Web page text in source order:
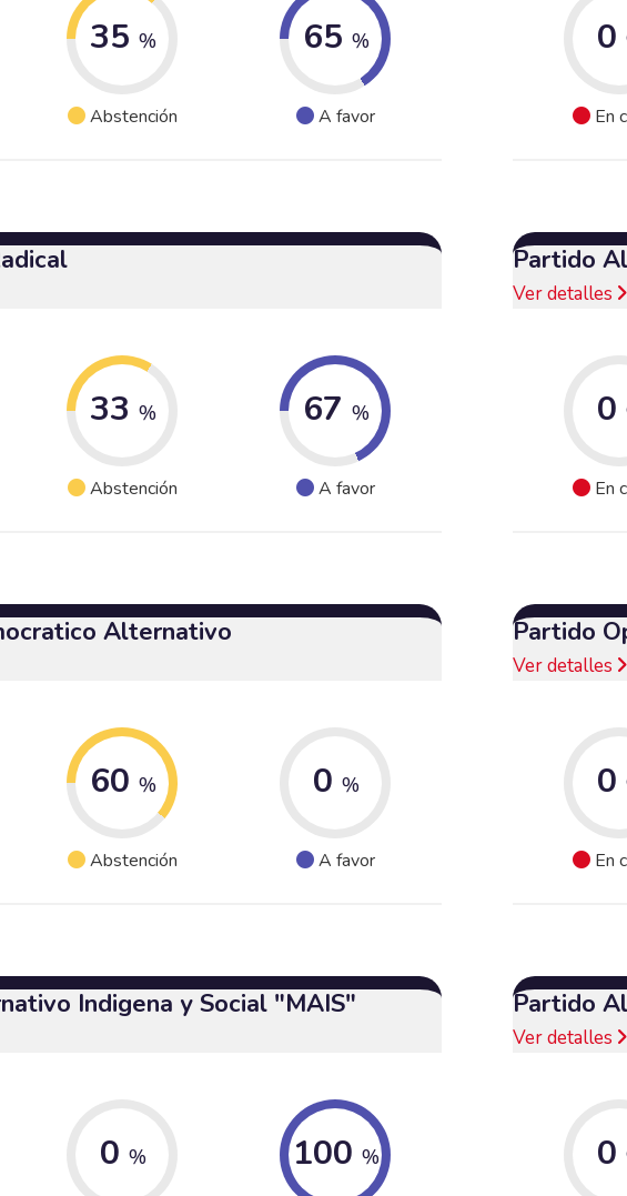
35 %
Abstención
65 %
A favor
0
En
33 %
Abstención
67 %
A favor
Partido
Ver detalles
0
En
Alternativo
60 %
Abstención
0 %
A favor
Partido
Ver detalles
0
En
Indigena y Social "MAIS"
0 % 100 %
Partido
Ver detalles
0